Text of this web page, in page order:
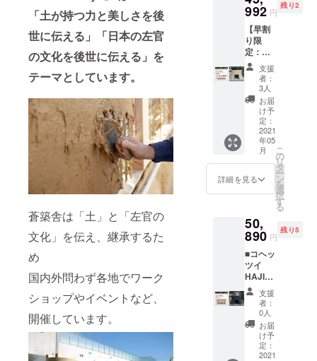
「土が持つ力と美しさを後
世に伝える」「日本の左官
の文化を後世に伝える」を
テーマとしています。
蒼築舎は「土」と「左官の
文化」を伝え、継承するた
め
国内外問わず各地でワーク
ショップやイベントなど、
開催しています。
くださ
熱した
本体に
冷水を
かける
等、急
激な温
度変化
を与え
ないで
くださ
い。変
形の原
因とな
りま
れるこ
とのな
ご注意
くださ
い。 ・
金属製
の調理
ツール
で焦げ
付きを
強くこ
ご連絡
致しま
す。
【ご使
用上の
注意】
・ご使
用にな
る前
に、木
蓋は湯
煎して
いただ
き釜は
水でよ
く洗っ
てから
い。 ・
釜は、
使用中
非常に
高温に
なる為
直接触
れない
でくだ
さい。
釜を持
つ場合
は、鍋
アルミ
釜or鋳
物釜 ※
釜をお
選びく
ださ
い。 ※
離島の
場合、
別途送
料をご
請求さ
せてい
ただき
ます。
※製造状
況によ
り出荷
（お届
け予定
日）が
変わる
場合が
ござい
ます。
ご注文
頂きま
した順
に納期
をご連
絡致し
フor
マット
※仕上げ
をお選
びくだ
さい。
※離島の
場合、
別途送
料をご
請求さ
せてい
ただき
ます。
※製造状
況によ
り出荷
時期が
場合、
早急に
ご連絡
致しま
す。
【ご使
用上の
注意】
・ご使
用にな
る前
に、釜
は水で
（溶岩
プレー
ト）・
・・
30×30
ｃｍ
角、
weight
：約3.5
ｋｇ ・
ラー：
土色or
墨 ※カ
お選び
くださ
仕上
げ：ラ
フor
マット
※仕上げ
をお選
びくだ
さい。
※離島の
場合、
別途送
料をご
請求さ
ターン
はコ
ヘッツ
イ
HAJIM
E１合の
２基set
です。
■1合
本体サ
イズ：
width：
200mm
height
：約
140mm
depth：
約220ｍ
ｍ／
weight
：約
1.8kg
※1合ア
ルミ
釜・・
・
weight
：約0.8
個
リペア
土
壁・・
・１袋
消臭土
だんご1
袋（3個
入）
コ
ヘッツ
HAJIM
E 説明
意事
項・・
・各1枚
合 本
体サイ
width：
約
250mm
／
height
：約
170mm
depth：
台座
プレー
ト）・
・・１
枚
固形燃
料・・
・６個
固形燃
料用ト
グ・・
・１
個
高さ調
個
リペア
壁・・
・１袋
消臭土
だん
ご・・
・1袋
（3個
入）
コ
ヘッツ
イ
HAJIM
E３合ア
ルミ
釜： ４
０，７
１２円
（税
込・送
料込）
【商品
内容・
サイ
ズ】 コ
ヘッツ
1基
釜（ア
釜）
・・・
１
個
蓋・・
・１個
台座
（溶岩
992 円
残り2
【早割
り限
定：コ
ヘッツ
イ
HAJIM
E３合鋳
物釜】
５７，
４９０
円（定
価税込
価格＋
送料）
↓（早
４５，
９９２
円（税
込・送
料込）
【商品
内容・
サイ
ズ】 コ
ヘッツ
HAJIM
E・・・
支援
者：
3人
お届
け予
定：
2021
年05
月
詳細を見る
こ
の
リ
タ
ー
ン
を
選
択
す
る
50,
890 円
残り5
■コヘッ
ツイ
HAJIM
E３合ア
ルミ
釜：５
０，８
９０円
（定価
税込価
支援
者：
0人
お届
け予
定：
2021